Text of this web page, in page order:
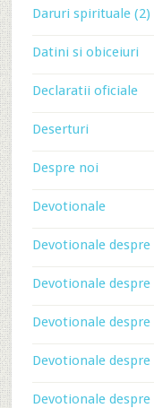
Daruri spirituale (2)
Datini si obiceiuri
Declaratii oficiale
Deserturi
Despre noi
Devotionale
Devotionale
Devotionale
Devotionale
Devotionale despre
Devotionale